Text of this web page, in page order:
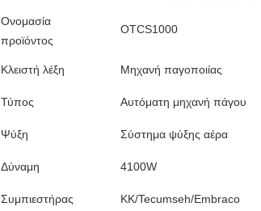
Ονομασία
προϊόντος
ΟTCS1000
Κλειστή λέξη Μηχανή παγοποιίας
Τύπος Αυτόματη μηχανή πάγου
Ψύξη Σύστημα ψύξης αέρα
Δύναμη 4100W
Συμπιεστήρας KK/Tecumseh/Embraco